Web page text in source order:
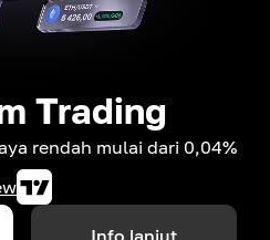
Trading
rendah mulai dari 0,04%
Info lanjut